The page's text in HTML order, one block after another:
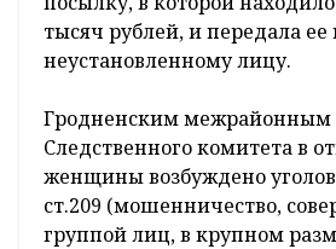
тысяч рублей, и передала
неустановленному лицу.
Гродненским межрайонным
Следственного комитета в
женщины возбуждено
ст.209 (мошенничество,
группой лиц, в крупном